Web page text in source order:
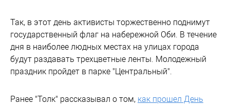
Так, в этот день активисты торжественно поднимут
государственный флаг на набережной Оби. В течение
дня в наиболее людных местах на улицах города
будут раздавать трехцветные ленты. Молодежный
праздник пройдет в парке "Центральный".
Ранее "Толк" рассказывал о том, как прошел День